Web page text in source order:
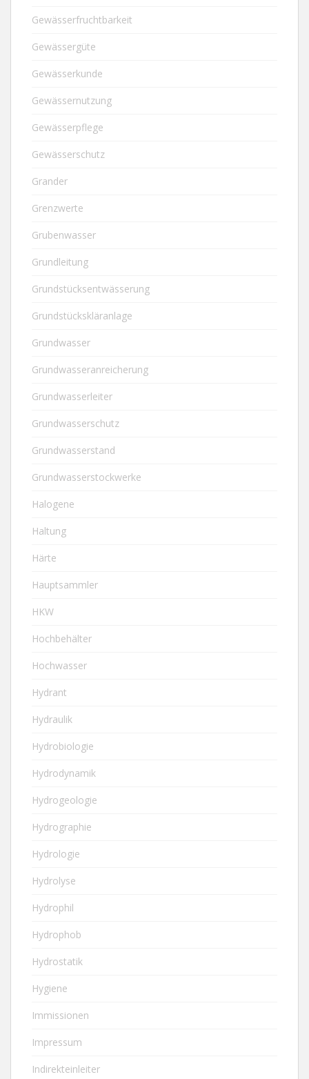
Gewässerfruchtbarkeit
Gewässergüte
Gewässerkunde
Gewässernutzung
Gewässerpflege
Gewässerschutz
Grander
Grenzwerte
Grubenwasser
Grundleitung
Grundstücksentwässerung
Grundstückskläranlage
Grundwasser
Grundwasseranreicherung
Grundwasserleiter
Grundwasserschutz
Grundwasserstand
Grundwasserstockwerke
Halogene
Haltung
Härte
Hauptsammler
HKW
Hochbehälter
Hochwasser
Hydrant
Hydraulik
Hydrobiologie
Hydrodynamik
Hydrogeologie
Hydrographie
Hydrologie
Hydrolyse
Hydrophil
Hydrophob
Hydrostatik
Hygiene
Immissionen
Impressum
Indirekteinleiter